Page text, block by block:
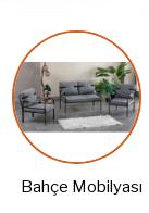
Bahçe Mobilyası